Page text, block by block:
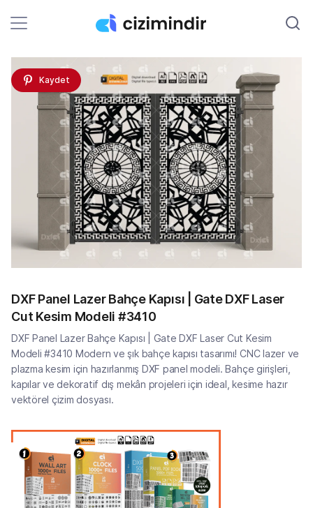
Kaydet
DXF Panel Lazer Bahçe Kapısı | Gate DXF Laser
Cut Kesim Modeli #3410
DXF Panel Lazer Bahçe Kapısı | Gate DXF Laser Cut Kesim
Modeli #3410 Modern ve şık bahçe kapısı tasarımı! CNC lazer ve
plazma kesim için hazırlanmış DXF panel modeli. Bahçe girişleri,
kapılar ve dekoratif dış mekân projeleri için ideal, kesime hazır
vektörel çizim dosyası.